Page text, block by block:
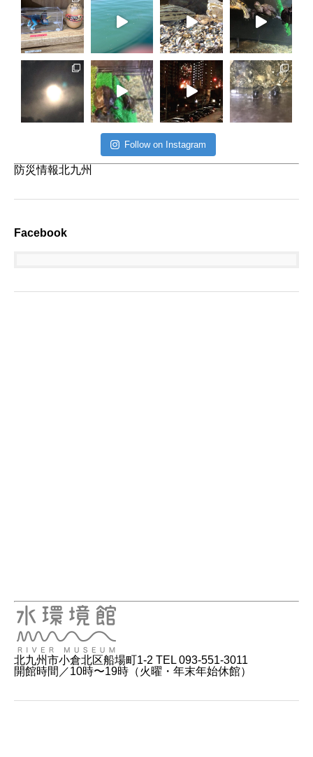
Follow on Instagram
防災情報北九州
Facebook
北九州市小倉北区船場町1-2 TEL 093-551-3011
開館時間／10時〜19時（火曜・年末年始休館）